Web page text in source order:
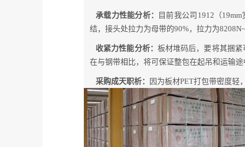
承载力性能分析：
目前我公司1912（
结，接头处拉力为母带的90%，拉力为
收紧力性能分析： 板材堆码后，要将其捆
在与钢带相比，将可保证整包在起吊和运输
采购成天职析： 因为板材PET打包带密度轻